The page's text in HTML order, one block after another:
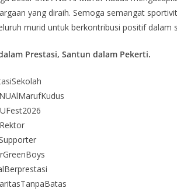
yang diraih. Semoga semangat
murid untuk berkontribusi positif dalam
Prestasi, Santun dalam Pekerti.